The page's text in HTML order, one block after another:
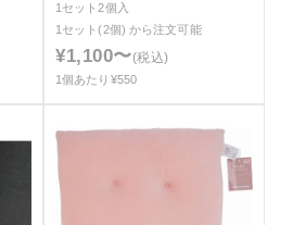
1セット2個入
1セット(2個) から注文可能
¥1,100〜(税込)
1個あたり¥550